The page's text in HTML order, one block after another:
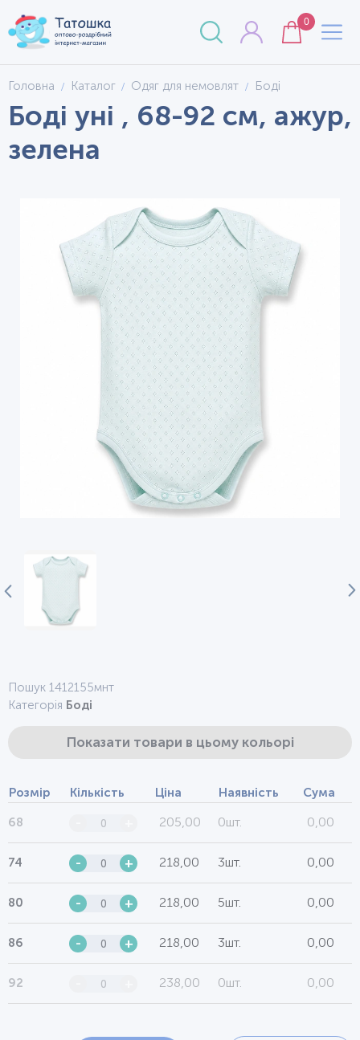
0
Головна Каталог Одяг для немовлят Боді
Боді уні , 68-92 см, ажур,
зелена
Пошук 1412155мнт
Категорія Боді
Показати товари в цьому кольорі
Розмір Кількість Ціна Наявність Сума
68 205,00 0шт. 0,00
74 - + 218,00 3шт. 0,00
80 - + 218,00 5шт. 0,00
86 - + 218,00 3шт. 0,00
92 238,00 0шт. 0,00